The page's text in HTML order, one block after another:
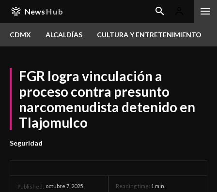
News Hub
CDMX ALCALDÍAS CULTURA Y ENTRETENIMIENTO
FGR logra vinculación a
proceso contra presunto
narcomenudista detenido en
Tlajomulco
Seguridad
Published: octubre 7, 2025 Reading time: 1 min.